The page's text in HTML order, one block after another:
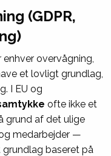
(GDPR,
overvågning,
et lovligt grundlag,
I EU og
ofte ikke et
grund af det ulige
medarbejder —
baseret på